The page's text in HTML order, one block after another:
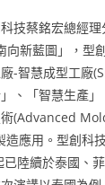
蔡銘宏總經理
新藍圖」，型
-智慧成型工廠
、「智慧生產
(Advanced
造應用。型創科
陸續於泰國、